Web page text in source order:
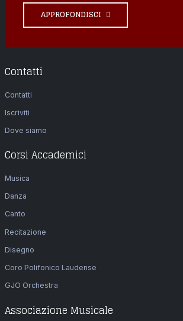
APPROFONDISCI
Contatti
Contatti
Iscriviti
Dove siamo
Corsi Accademici
Musica
Danza
Canto
Recitazione
Disegno
Coro Polifonico Laudense
GJO Orchestra
Associazione Musicale